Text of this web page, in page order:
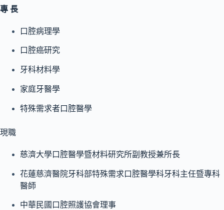
專 長
口腔病理學
口腔癌研究
牙科材料學
家庭牙醫學
特殊需求者口腔醫學
現職
慈濟大學口腔醫學暨材料研究所副教授兼所長
花蓮慈濟醫院牙科部特殊需求口腔醫學科牙科主任暨專科
醫師
中華民國口腔照護協會理事